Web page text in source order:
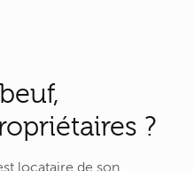
?
locataire de son